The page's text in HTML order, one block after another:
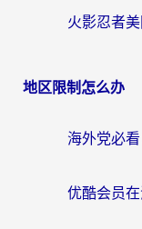
地区限制怎么办